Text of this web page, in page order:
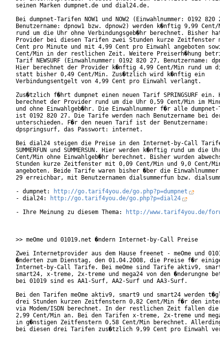
seinen Marken dumpnet.de und dial24.de.
Bei dumpnet-Tarifen NOW1 und NOW2 (Einwahlnummer: 0192 820
Benutzername: dpnow1 bzw. dpnow2) werden k�nftig 9,99 Cent/
rund um die Uhr ohne Verbindungsgeb�hr berechnet. Bisher
Provider bei diesen Tarifen zwei Stunden kurze
Cent pro Minute und mit 4,99 Cent pro Einwahl angeboten
Cent/Min in der restlichen Zeit. Weitere Preiserh�hung
Tarif NEWSURF (Einwahlnummer: 0192 820 27, Benutzername:
Hier berechnet der Provider k�nftig 4,99 Cent/Min rund um
statt bisher 0,49 Cent/Min. Zus�tzlich wird k�nftig ein
Verbindungsentgelt von 4,99 Cent pro Einwahl
Zus�tzlich f�hrt dumpnet einen neuen Tarif SPRINGSURF ein.
berechnet der Provider rund um die Uhr 0,59 Cent/Min im
und ohne Einwahlgeb�hr. Die Einwahlnummer f�r alle
ist 0192 820 27. Die Tarife werden nach Benutzername bei
unterschieden. F�r den neuen Tarif ist der Benutzername:
dpspringsurf, das Passwort: internet.
Bei dial24 steigen die Preise in den Internet-by-Call
SUMMERFUN und SUMMERSUN. Hier werden k�nftig rund um die
Cent/Min ohne Einwahlgeb�hr berechnet. Bisher wurden
Stunden kurze Zeitfenster mit 0,09 Cent/Min und 9,0 Cent/
angeboten. Beide Tarife waren bisher �ber die Einwahlnummer
29 erreichbar, mit Benutzernamen dialsummerfun bzw.
- dumpnet:
http://go.tarif4you.de/go.php?p=dumpnet
- dial24:
http://go.tarif4you.de/go.php?p=dial24
- Ihre Meinung zu diesem Thema:
http://www.tarif4you.de/
>> meOme und 01019.net �ndern Internet-by-Call Preise
Zwei Internetprovider aus dem Hause freenet - meOme und
�nderten zum Dienstag, den 01.04.2008, die Preise f�r
Internet-by-Call Tarife. Bei meOme sind Tarife aktiv9,
smart24, x-treme, 2x-treme und mega24 von den �nderungne
bei 01019 sind es AA1-Surf, AA2-Surf und AA3-Surf.
Bei den Tarifen meOme aktiv9, smart9 und smart24 werden
drei Stunden kurzen Zeitfenstern 0,82 Cent/Min f�r den
via Modem/ISDN berechnet. In der restlichen Zeit fallen
2,99 Cent/Min an. Bei den Tarifen x-treme, 2x-treme und
in g�nstigen Zeitfenstern 0,58 Cent/Min berechnet.
bei diesen drei Tarifen zus�tzlich 9,99 Cent pro Einwahl